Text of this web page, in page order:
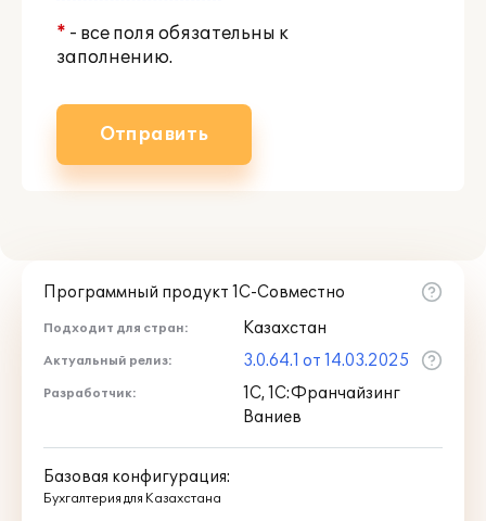
* - все поля обязательны к
заполнению.
Отправить
Программный продукт 1С-Совместно
Подходит для стран: Казахстан
Актуальный релиз: 3.0.64.1 от 14.03.2025
Разработчик:
1С, 1С:Франчайзинг
Ваниев
Базовая конфигурация:
Бухгалтерия для Казахстана